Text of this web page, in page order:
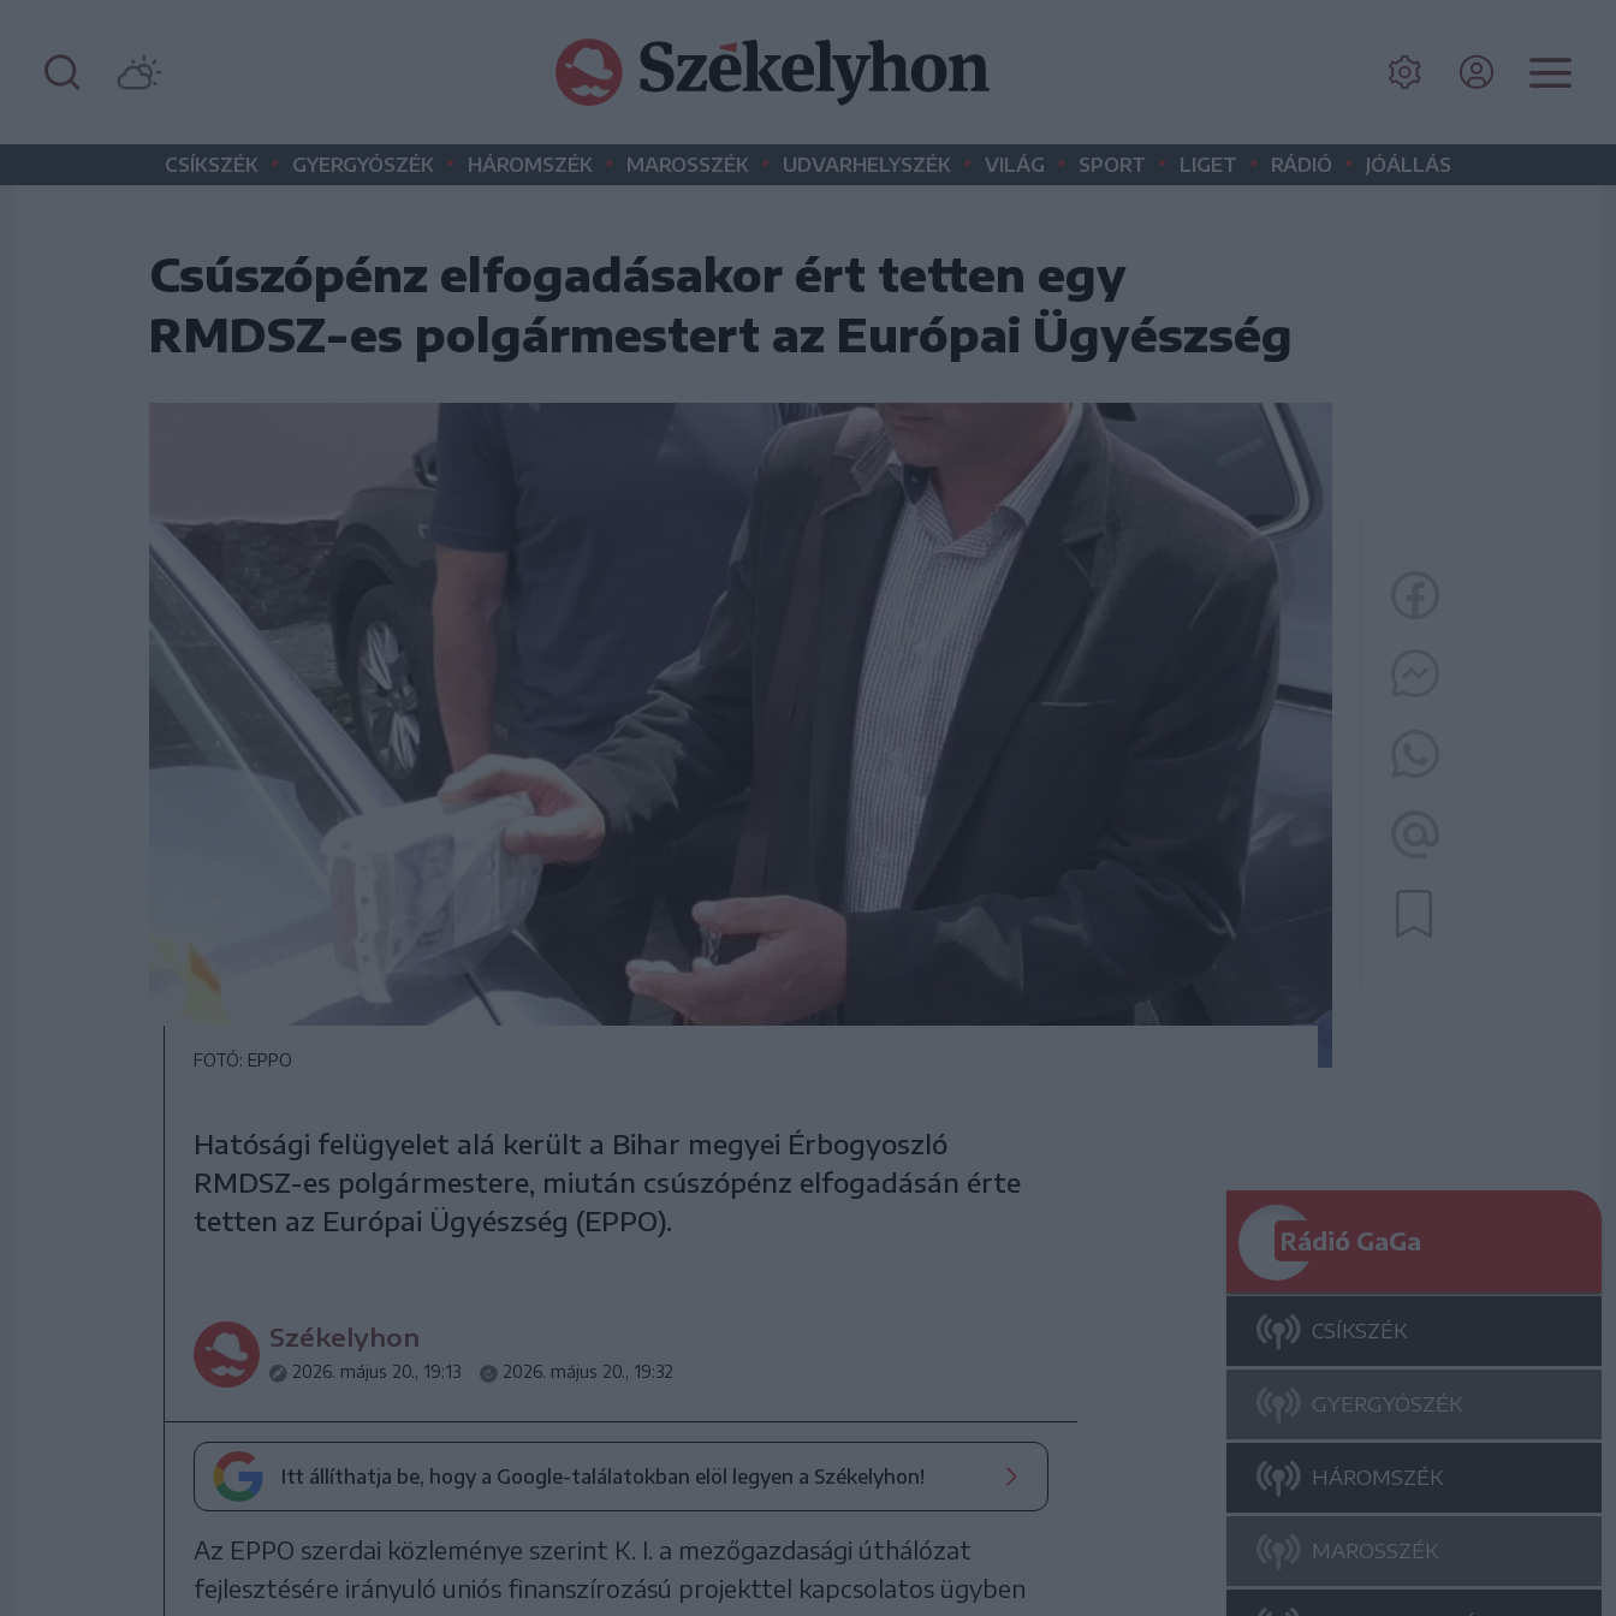
CSÍKSZÉK • GYERGYÓSZÉK • HÁROMSZÉK • MAROSSZÉK • UDVARHELYSZÉK • VILÁG • SPORT • LIGET • RÁDIÓ • JÓÁLLÁS
Csúszópénz elfogadásakor ért tetten egy
RMDSZ-es polgármestert az Európai Ügyészség
FOTÓ: EPPO
Hatósági felügyelet alá került a Bihar megyei Érbogyoszló
RMDSZ-es polgármestere, miután csúszópénz elfogadásán érte
tetten az Európai Ügyészség (EPPO).
Székelyhon
2026. május 20., 19:13 2026. május 20., 19:32
Itt állíthatja be, hogy a Google-találatokban elöl legyen a Székelyhon!
Az EPPO szerdai közleménye szerint K. I. a mezőgazdasági úthálózat
fejlesztésére irányuló uniós finanszírozású projekttel kapcsolatos ügyben
Rádió GaGa
CSÍKSZÉK
GYERGYÓSZÉK
HÁROMSZÉK
MAROSSZÉK